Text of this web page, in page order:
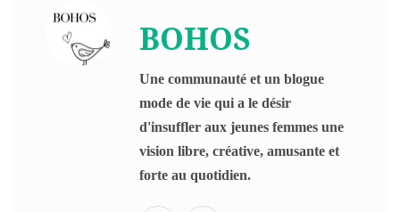
BOHOS
Une communauté et un blogue
mode de vie qui a le désir
d'insuffler aux jeunes femmes une
vision libre, créative, amusante et
forte au quotidien.